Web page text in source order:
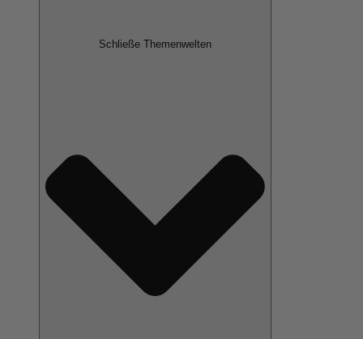
Schließe Themenwelten